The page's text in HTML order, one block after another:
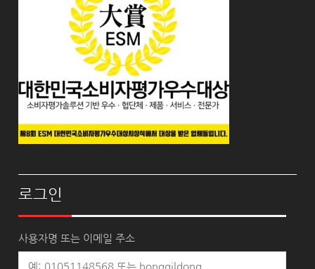
로그인
사용자명 또는 이메일 주소